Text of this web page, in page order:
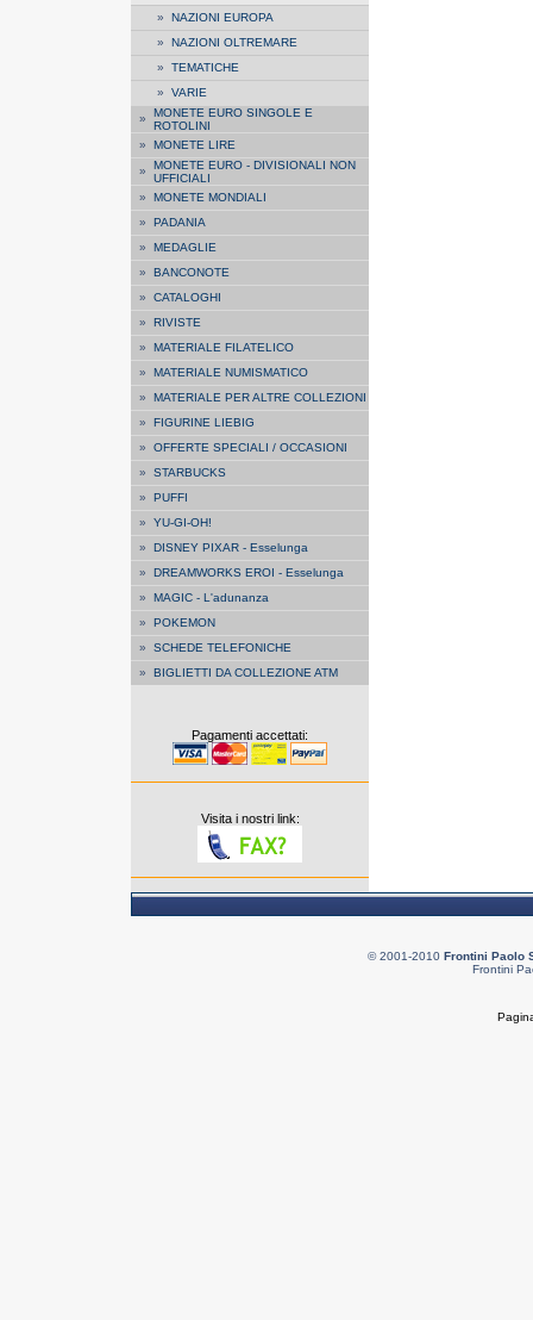
» NAZIONI EUROPA
» NAZIONI OLTREMARE
» TEMATICHE
» VARIE
» MONETE EURO SINGOLE E
ROTOLINI
» MONETE LIRE
» MONETE EURO - DIVISIONALI NON
UFFICIALI
» MONETE MONDIALI
» PADANIA
» MEDAGLIE
» BANCONOTE
» CATALOGHI
» RIVISTE
» MATERIALE FILATELICO
» MATERIALE NUMISMATICO
» MATERIALE PER ALTRE COLLEZIONI
» FIGURINE LIEBIG
» OFFERTE SPECIALI / OCCASIONI
» STARBUCKS
» PUFFI
» YU-GI-OH!
» DISNEY PIXAR - Esselunga
» DREAMWORKS EROI - Esselunga
» MAGIC - L'adunanza
» POKEMON
» SCHEDE TELEFONICHE
» BIGLIETTI DA COLLEZIONE ATM
Pagamenti accettati:
Visita i nostri link:
© 2001-2010 Frontini Paolo
Frontini